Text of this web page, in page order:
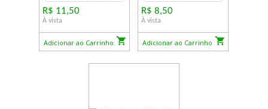
R$ 11,50
À vista
Adicionar ao Carrinho
R$ 8,50
À vista
Adicionar ao Carrinho